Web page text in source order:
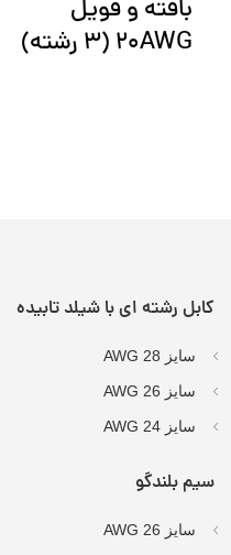
بافته و فویل
20AWG (3 رشته)
کابل رشته ای با شیلد تابیده
سایز AWG 28
سایز AWG 26
سایز AWG 24
سیم بلندگو
سایز AWG 26